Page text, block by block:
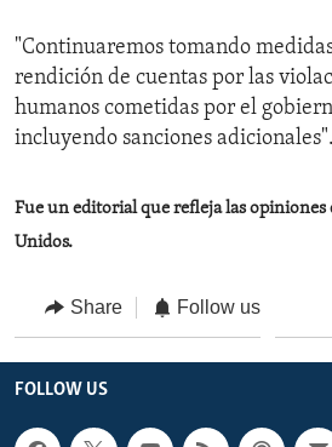
"Continuaremos tomando
rendición de cuentas por las
humanos cometidas por el
incluyendo sanciones adicionales".
Fue un editorial que refleja las opiniones
Unidos.
Share Follow us
FOLLOW US